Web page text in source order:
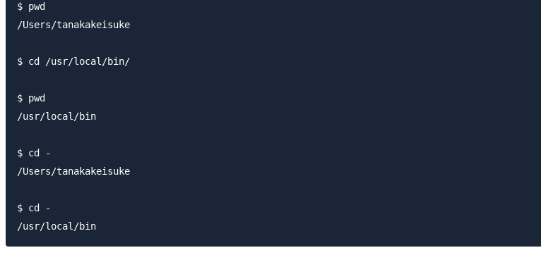
$ pwd
/Users/tanakakeisuke
$ cd /usr/local/bin/
$ pwd
/usr/local/bin
$ cd -
/Users/tanakakeisuke
$ cd -